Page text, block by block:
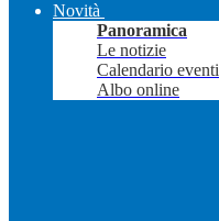
Novità
Panoramica
Le notizie
Calendario eventi
Albo online